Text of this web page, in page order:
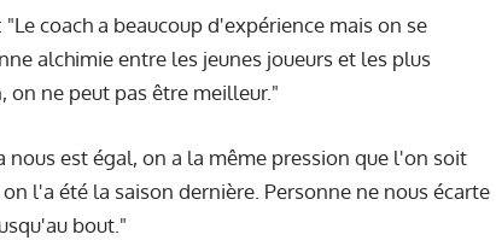
: "Le coach a beaucoup d'expérience mais on se
alchimie entre les jeunes joueurs et les plus
on ne peut pas être meilleur."
nous est égal, on a la même pression que l'on soit
l'a été la saison dernière. Personne ne nous écarte
bout."